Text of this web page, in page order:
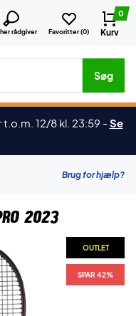
rådgiver Favoritter (0)
0
Kurv
etc.
Søg
12/8 kl. 23:59 -Se
Brug for hjælp?
2023
OUTLET
SPAR 42%
OUTLET
SPAR 42%